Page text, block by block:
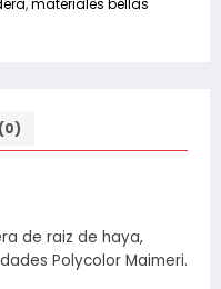
de raiz de haya,
Polycolor Maimeri.